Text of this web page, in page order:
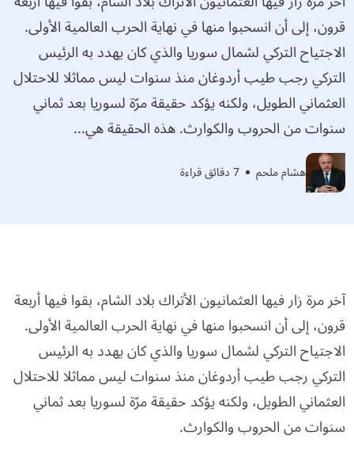
قرون، إلى أن انسحبوا منها في نهاية الحرب العالمية الأولى.
الاجتياح التركي لشمال سوريا والذي كان يهدد به الرئيس
التركي رجب طيب أردوغان منذ سنوات ليس مماثلا للاحتلال
العثماني الطويل، ولكنه يؤكد حقيقة مرّة لسوريا بعد ثماني
سنوات من الحروب والكوارث. هذه الحقيقة هي...
هشام ملحم 7 دقائق قراءة
آخر مرة زار فيها العثمانيون الأتراك بلاد الشام، بقوا فيها أربعة
قرون، إلى أن انسحبوا منها في نهاية الحرب العالمية الأولى.
الاجتياح التركي لشمال سوريا والذي كان يهدد به الرئيس
التركي رجب طيب أردوغان منذ سنوات ليس مماثلا للاحتلال
العثماني الطويل، ولكنه يؤكد حقيقة مرّة لسوريا بعد ثماني
سنوات من الحروب والكوارث.